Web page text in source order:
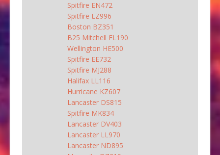
Spitfire EN472
Spitfire LZ996
Boston BZ351
B25 Mitchell FL190
Wellington HE500
Spitfire EE732
Spitfire MJ288
Halifax LL116
Hurricane KZ607
Lancaster DS815
Spitfire MK834
Lancaster DV403
Lancaster LL970
Lancaster ND895